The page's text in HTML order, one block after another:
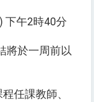
下午2時40分
將於一周前以
任課教師、